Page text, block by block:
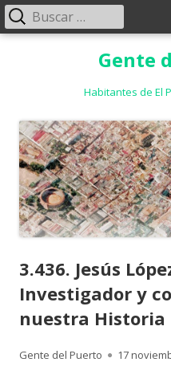
Gente
Habitantes de El
Menú
Buscar:
3.436. Jesús
Investigador y
nuestra Historia
Autor
Gente del Puerto
Publicado
17